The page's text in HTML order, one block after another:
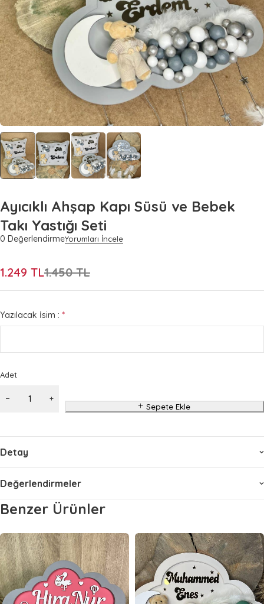
Ayıcıklı Ahşap Kapı Süsü ve Bebek
Takı Yastığı Seti
0 DeğerlendirmeYorumları İncele
1.450TL
1.249 TL
Yazılacak İsim : *
Adet
Sepete Ekle
Detay
Değerlendirmeler
Benzer Ürünler